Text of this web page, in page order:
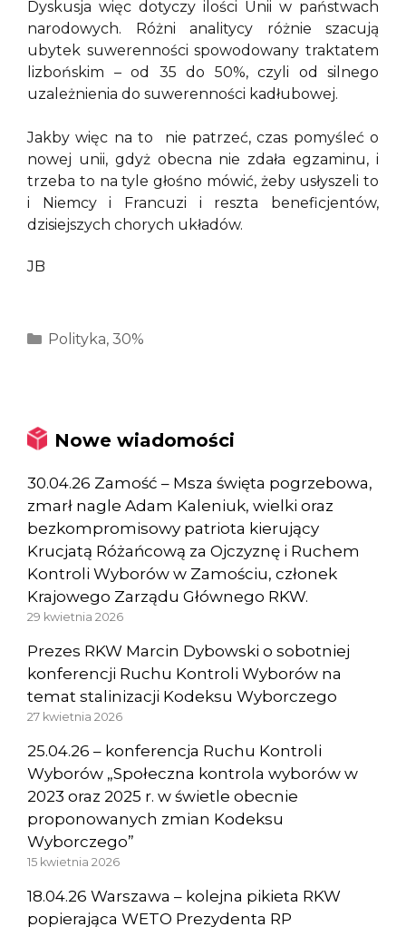
Dyskusja więc dotyczy ilości Unii w państwach
narodowych. Różni analitycy różnie szacują
ubytek suwerenności spowodowany traktatem
lizbońskim – od 35 do 50%, czyli od silnego
uzależnienia do suwerenności kadłubowej.
Jakby więc na to nie patrzeć, czas pomyśleć o
nowej unii, gdyż obecna nie zdała egzaminu, i
trzeba to na tyle głośno mówić, żeby usłyszeli to
i Niemcy i Francuzi i reszta beneficjentów,
dzisiejszych chorych układów.
JB
Kategorie
Polityka, 30%
Nowe wiadomości
30.04.26 Zamość – Msza święta pogrzebowa,
zmarł nagle Adam Kaleniuk, wielki oraz
bezkompromisowy patriota kierujący
Krucjatą Różańcową za Ojczyznę i Ruchem
Kontroli Wyborów w Zamościu, członek
Krajowego Zarządu Głównego RKW.
29 kwietnia 2026
Prezes RKW Marcin Dybowski o sobotniej
konferencji Ruchu Kontroli Wyborów na
temat stalinizacji Kodeksu Wyborczego
27 kwietnia 2026
25.04.26 – konferencja Ruchu Kontroli
Wyborów „Społeczna kontrola wyborów w
2023 oraz 2025 r. w świetle obecnie
proponowanych zmian Kodeksu
Wyborczego”
15 kwietnia 2026
18.04.26 Warszawa – kolejna pikieta RKW
popierająca WETO Prezydenta RP